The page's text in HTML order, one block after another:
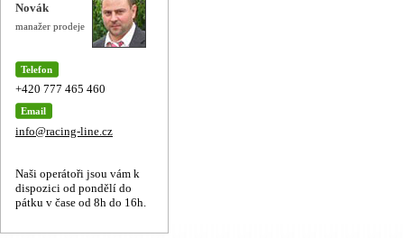
Novák
manažer prodeje
Telefon
+420 777 465 460
Email
info@racing-line.cz
Naši operátoři jsou vám k
dispozici od pondělí do
pátku v čase od 8h do 16h.